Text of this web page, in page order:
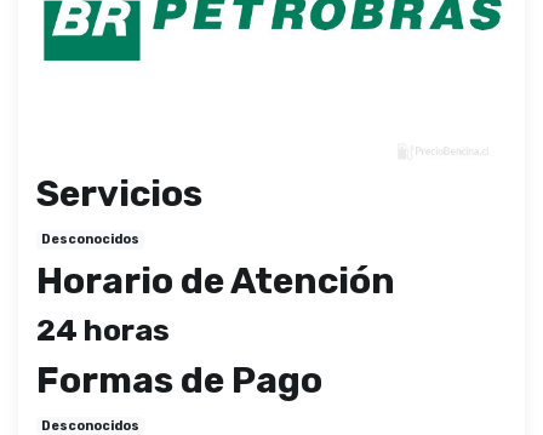
Servicios
Desconocidos
Horario de Atención
24 horas
Formas de Pago
Desconocidos